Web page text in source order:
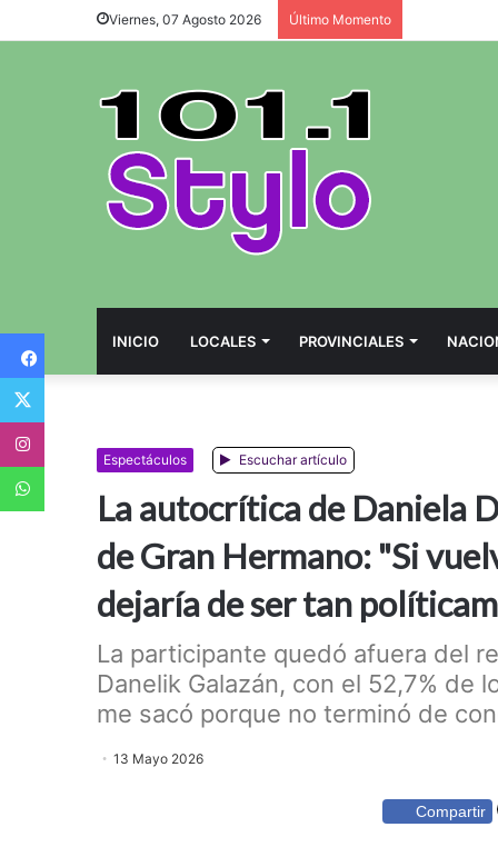
Viernes, 07 Agosto 2026 Último Momento
INICIO LOCALES PROVINCIALES
Espectáculos Escuchar artículo
La autocrítica de Daniela
de Gran Hermano: "Si
dejaría de ser tan
La participante quedó afuera del
Danelik Galazán, con el 52,7% de
me sacó porque no terminó de
13 Mayo 2026
Compartir
Facebook
Twitter
WhatsApp